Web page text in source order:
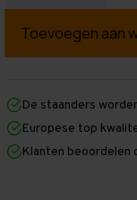
verlagen
Grootvakstelling
mm
mm
x
1.000
mm
mm
mm
1.000
mm
De staanders
Europese top
Klanten beoordelen